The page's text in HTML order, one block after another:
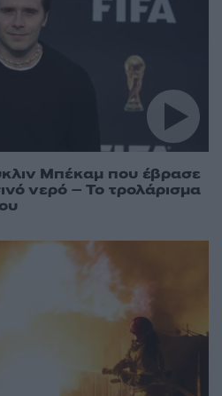
Μπέκαμ που έβρασε
νερό – Το τρολάρισμα